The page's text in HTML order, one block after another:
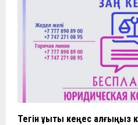
Тегін құқықтық кеңес алғыңыз